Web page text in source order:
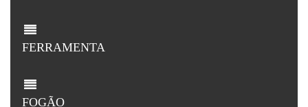
FERRAMENTA
FOGÃO